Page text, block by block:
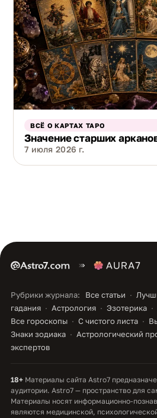
ВСЁ О КАРТАХ ТАРО
Значение старших
7 июля 2026 г.
Рубрики журнала: Все статьи
гадания
Астрология Эзотерика
Все гороскопы
С чистого листа
Знаки зодиака
Астрологический
экспертов
18+ Материалы сайта Astro7
аудитории. Astro7 — пространство для
Материалы носят информационно-
являются медицинской,